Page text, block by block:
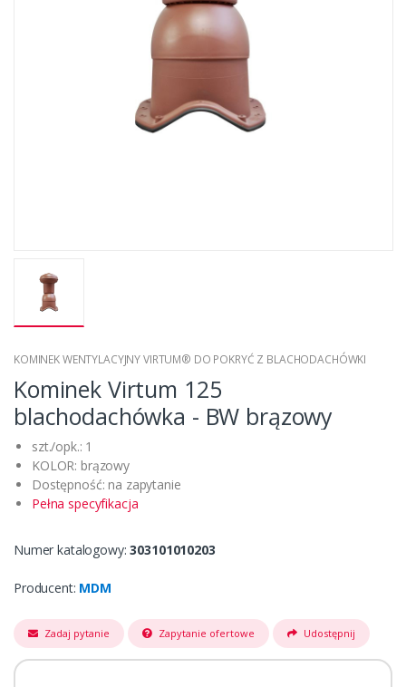
KOMINEK WENTYLACYJNY VIRTUM® DO POKRYĆ Z BLACHODACHÓWKI
Kominek Virtum 125
blachodachówka - BW brązowy
szt./opk.: 1
KOLOR: brązowy
Dostępność: na zapytanie
Pełna specyfikacja
Numer katalogowy:303101010203
Producent: MDM
Zadaj pytanie Zapytanie ofertowe Udostępnij